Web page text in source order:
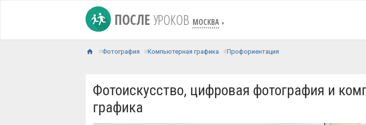
ПОСЛЕ УРОКОВ МОСКВА ▼
Фотография Компьютерная графика Профориентация
Фотоискусство, цифровая фотография и
графика